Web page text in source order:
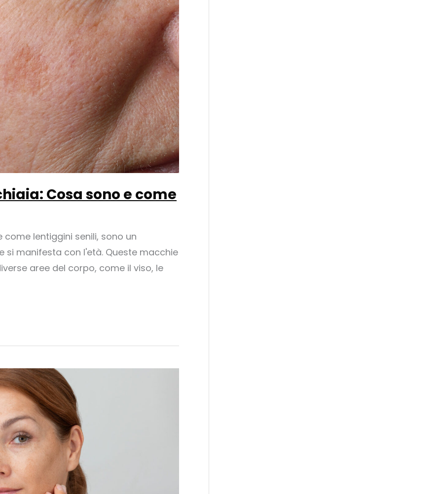
Cosa sono e come
lentiggini senili, sono un
si manifesta con l'età. Queste macchie
aree del corpo, come il viso, le